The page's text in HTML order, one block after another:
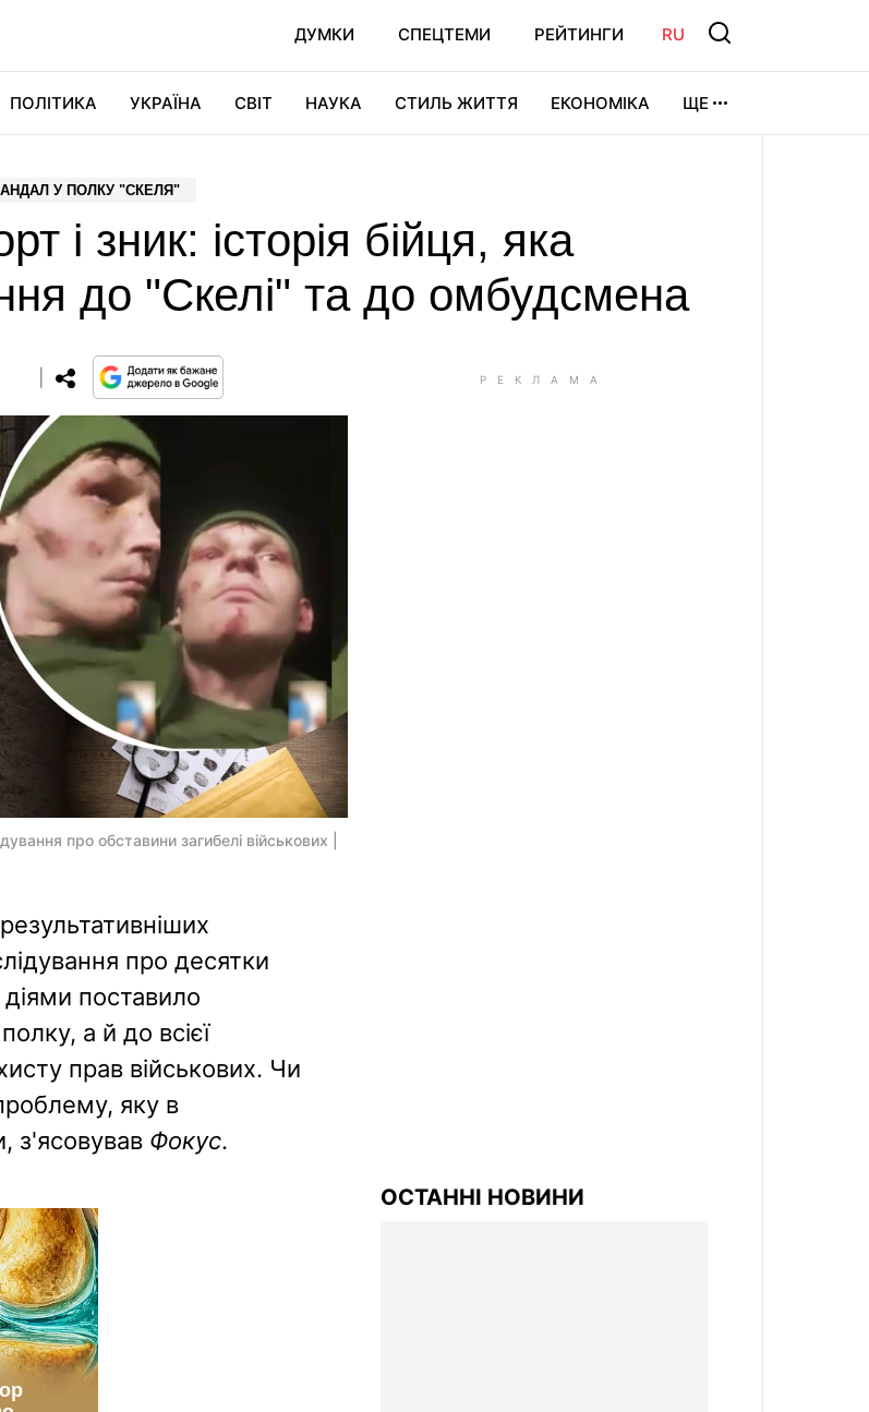
ДУМКИ СПЕЦТЕМИ РЕЙТИНГИ RU
ПОЛІТИКА УКРАЇНА СВІТ НАУКА СТИЛЬ ЖИТТЯ ЕКОНОМІКА ЩЕ
У ПОЛКУ "СКЕЛЯ"
і зник: історія бійця, яка
до "Скелі" та до омбудсмена
про обставини загибелі військових |
про десятки
поставило
а й до всієї
прав військових. Чи
яку в
з'ясовував Фокус.
ОСТАННІ НОВИНИ